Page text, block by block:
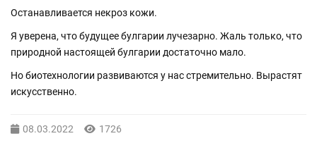
Останавливается некроз кожи.
Я уверена, что будущее булгарии лучезарно. Жаль только, что
природной настоящей булгарии достаточно мало.
Но биотехнологии развиваются у нас стремительно. Вырастят
искусственно.
08.03.2022 1726